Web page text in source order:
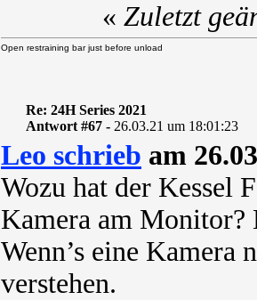
« Zuletzt
Open restraining bar just before unload
Re: 24H Series 2021
Antwort #67 - 26.03.21 um 18:01:23
Leo schrieb am
Wozu hat der Kessel
Kamera am
Wenn’s eine Kamera
verstehen.